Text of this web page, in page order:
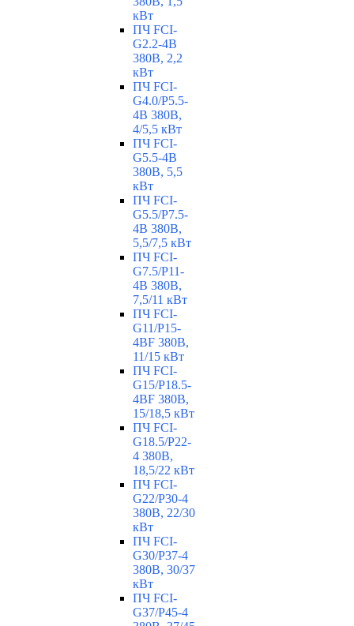
кВт
ПЧ FCI-
G2.2-4B
380В, 2,2
кВт
ПЧ FCI-
G4.0/P5.5-
4B 380В,
4/5,5 кВт
ПЧ FCI-
G5.5-4B
380В, 5,5
кВт
ПЧ FCI-
G5.5/P7.5-
4B 380В,
5,5/7,5 кВт
ПЧ FCI-
G7.5/P11-
4B 380В,
7,5/11 кВт
ПЧ FCI-
G11/P15-
4BF 380В,
11/15 кВт
ПЧ FCI-
G15/P18.5-
4BF 380В,
15/18,5 кВт
ПЧ FCI-
G18.5/P22-
4 380В,
18,5/22 кВт
ПЧ FCI-
G22/P30-4
380В, 22/30
кВт
ПЧ FCI-
G30/P37-4
380В, 30/37
кВт
ПЧ FCI-
G37/P45-4